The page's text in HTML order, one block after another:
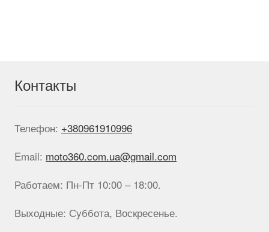
Контакты
Телефон: +380961910996
Email: moto360.com.ua@gmail.com
Работаем: Пн-Пт 10:00 – 18:00.
Выходные: Суббота, Воскресенье.